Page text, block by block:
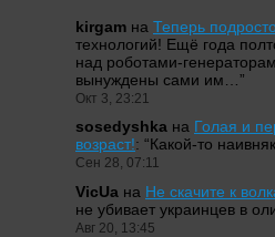
kirgam на Теперь
технологий! Ещё года
над роботами-
вынуждены сами им… ”
Окт 3, 23:21
sosedyshka на Голая и
возраст!: “Какой-то
Сен 28, 07:11
VicUa на Не скачите к
не убивает украинцев в
Авг 20, 13:45